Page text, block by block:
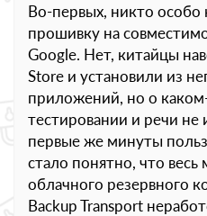
Во-первых, никто особо
прошивку на
Google. Нет, китайцы
Store и установили из
приложений, но о
тестировании и речи не
первые же минуты
стало понятно, что
облачного резервного
Backup Transport